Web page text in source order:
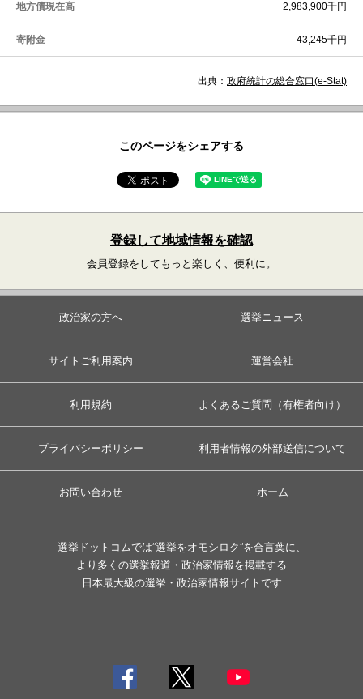
地方債現在高 2,983,900千円
寄附金 43,245千円
出典： 政府統計の総合窓口(e-Stat)
このページをシェアする
登録して地域情報を確認
会員登録をしてもっと楽しく、便利に。
政治家の方へ 選挙ニュース
サイトご利用案内 運営会社
利用規約 よくあるご質問（有権者向け）
プライバシーポリシー 利用者情報の外部送信について
お問い合わせ ホーム
選挙ドットコムでは”選挙をオモシロク”を合言葉に、
より多くの選挙報道・政治家情報を掲載する
日本最大級の選挙・政治家情報サイトです